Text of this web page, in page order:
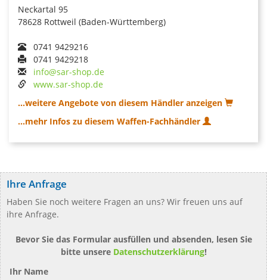
Neckartal 95
78628 Rottweil (Baden-Württemberg)
0741 9429216
0741 9429218
info@sar-shop.de
www.sar-shop.de
...weitere Angebote von diesem Händler anzeigen
...mehr Infos zu diesem Waffen-Fachhändler
Ihre Anfrage
Haben Sie noch weitere Fragen an uns? Wir freuen uns auf
ihre Anfrage.
Bevor Sie das Formular ausfüllen und absenden, lesen Sie
bitte unsere Datenschutzerklärung!
Ihr Name